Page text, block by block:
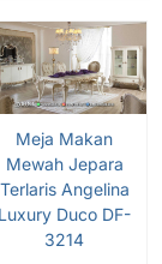
Meja Makan
Mewah Jepara
Terlaris Angelina
Luxury Duco DF-
3214